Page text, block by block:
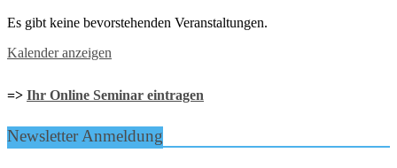
Es gibt keine bevorstehenden Veranstaltungen.
Kalender anzeigen
=> Ihr Online Seminar eintragen
Newsletter Anmeldung